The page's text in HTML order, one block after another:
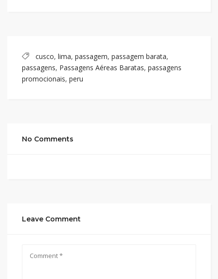
cusco, lima, passagem, passagem barata,
passagens, Passagens Aéreas Baratas, passagens
promocionais, peru
No Comments
Leave Comment